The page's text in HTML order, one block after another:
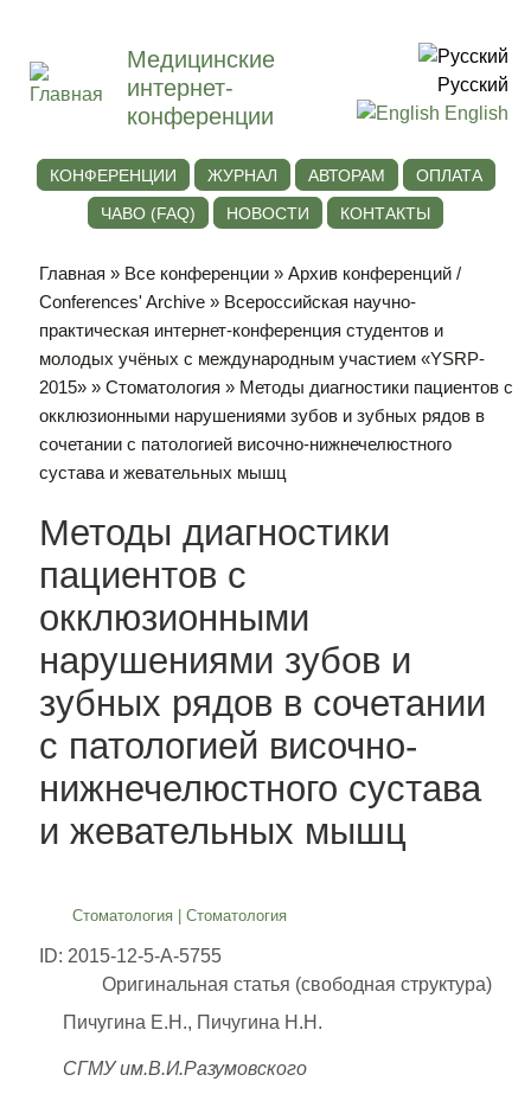
Медицинские
интернет-
конференции
Русский
English
КОНФЕРЕНЦИИ ЖУРНАЛ АВТОРАМ
ОПЛАТА
ЧАВО (FAQ)
НОВОСТИ КОНТАКТЫ
Главная » Все конференции »Архив конференций /
Conferences' Archive » Всероссийская научно-
практическая интернет-конференция студентов и
молодых учёных с международным участием «YSRP-
2015» »Стоматология » Методы диагностики пациентов с
окклюзионными нарушениями зубов и зубных рядов в
сочетании с патологией височно-нижнечелюстного
сустава и жевательных мышц
Методы диагностики
пациентов с
окклюзионными
нарушениями зубов и
зубных рядов в сочетании
с патологией височно-
нижнечелюстного сустава
и жевательных мышц
Стоматология |Стоматология
ID: 2015-12-5-A-5755
Оригинальная статья (свободная структура)
Пичугина Е.Н., Пичугина Н.Н.
СГМУ им.В.И.Разумовского